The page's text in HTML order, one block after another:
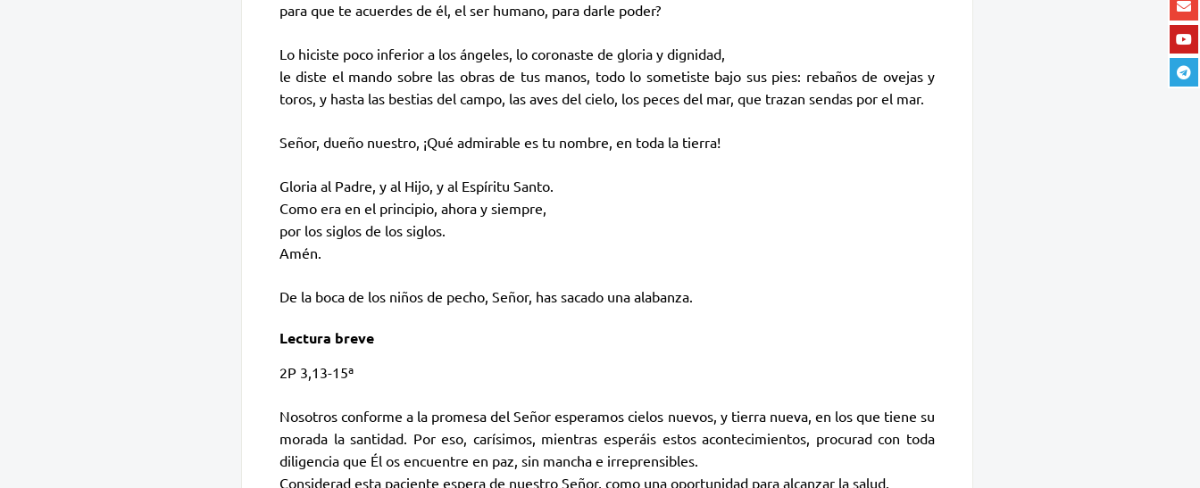
para que te acuerdes de él, el ser humano, para darle poder?
Lo hiciste poco inferior a los ángeles, lo coronaste de gloria y dignidad,
le diste el mando sobre las obras de tus manos, todo lo sometiste bajo sus pies: rebaños de ovejas y
toros, y hasta las bestias del campo, las aves del cielo, los peces del mar, que trazan sendas por el mar.
Señor, dueño nuestro, ¡Qué admirable es tu nombre, en toda la tierra!
Gloria al Padre, y al Hijo, y al Espíritu Santo.
Como era en el principio, ahora y siempre,
por los siglos de los siglos.
Amén.
De la boca de los niños de pecho, Señor, has sacado una alabanza.
Lectura breve
2P 3,13-15ª
Nosotros conforme a la promesa del Señor esperamos cielos nuevos, y tierra nueva, en los que tiene su
morada la santidad. Por eso, carísimos, mientras esperáis estos acontecimientos, procurad con toda
diligencia que Él os encuentre en paz, sin mancha e irreprensibles.
Considerad esta paciente espera de nuestro Señor, como una oportunidad para alcanzar la salud.